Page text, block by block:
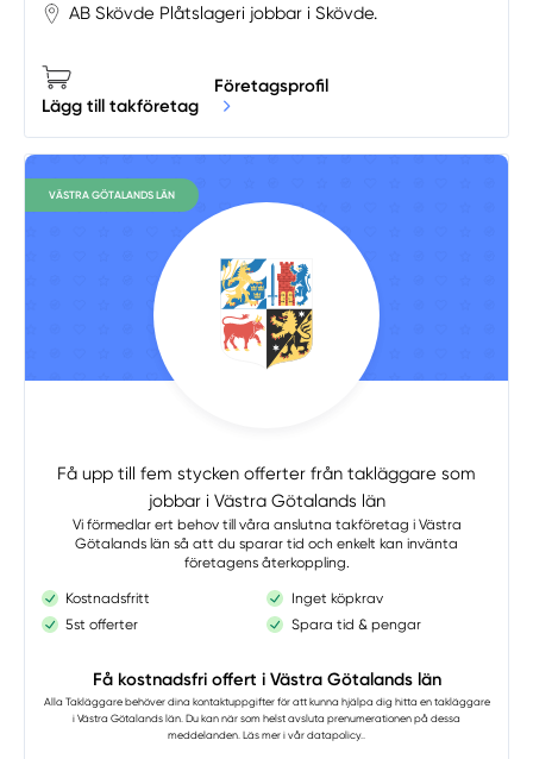
AB Skövde Plåtslageri jobbar i Skövde.
Lägg till takföretag
Företagsprofil
VÄSTRA GÖTALANDS LÄN
Få upp till fem stycken offerter från takläggare som
jobbar i Västra Götalands län
Vi förmedlar ert behov till våra anslutna takföretag i Västra
Götalands län så att du sparar tid och enkelt kan invänta
företagens återkoppling.
Kostnadsfritt
Inget köpkrav
5st offerter
Spara tid & pengar
Få kostnadsfri offert i Västra Götalands län
Alla Takläggarebehöver dina kontaktuppgifter för att kunna hjälpa dig hitta en takläggare
i Västra Götalands län. Du kan när som helst avsluta prenumerationen på dessa
meddelanden. Läs mer i vår datapolicy..